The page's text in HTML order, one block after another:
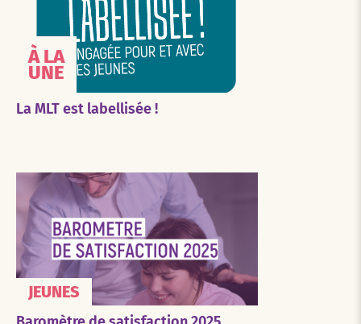
À LA
UNE
La MLT est labellisée !
JEUNES